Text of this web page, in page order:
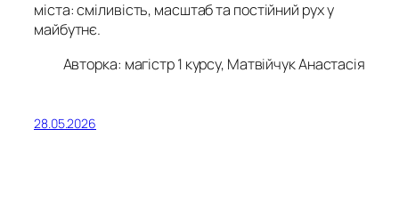
міста: сміливість, масштаб та постійний рух у
майбутнє.
Авторка: магістр 1 курсу, Матвійчук Анастасія
28.05.2026